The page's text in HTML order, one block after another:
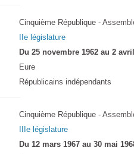
Cinquième République -
IIe législature
Du 25 novembre 1962 au 2
Eure
Républicains indépendants
Cinquième République -
IIIe législature
Du 12 mars 1967 au 30 mai